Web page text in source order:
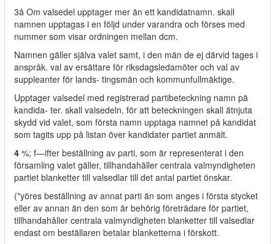
3å Om valsedel upptager mer än ett kandidatnamn. skall
namnen upptagas i en följd under varandra och förses med
nummer som visar ordningen mellan dcm.
Namnen gäller själva valet samt, i den män de ej därvid tages i
anspråk. val av ersättare för riksdagsledamöter och val av
suppleanter för lands- tingsmän och kommunfullmäktige.
Upptager valsedel med registrerad partibeteckning namn pä
kandida- ter. skall valsedeln, för att beteckningen skall ätnjuta
skydd vid valet, som första namn upptaga namnet på kandidat
som tagits upp på listan över kandidater partiet anmält.
4 %; f—ifter beställning av parti, som är representerat i den
församling valet gäller, tillhandahäller centrala valmyndigheten
partiet blanketter till valsedlar till det antal partiet önskar.
("yöres beställning av annat parti än som anges i första stycket
eller av annan än den som är behörig företrädare för partiet,
tillhandahåller centrala valmyndigheten blanketter till valsedlar
endast om beställaren betalar blanketterna i förskott.